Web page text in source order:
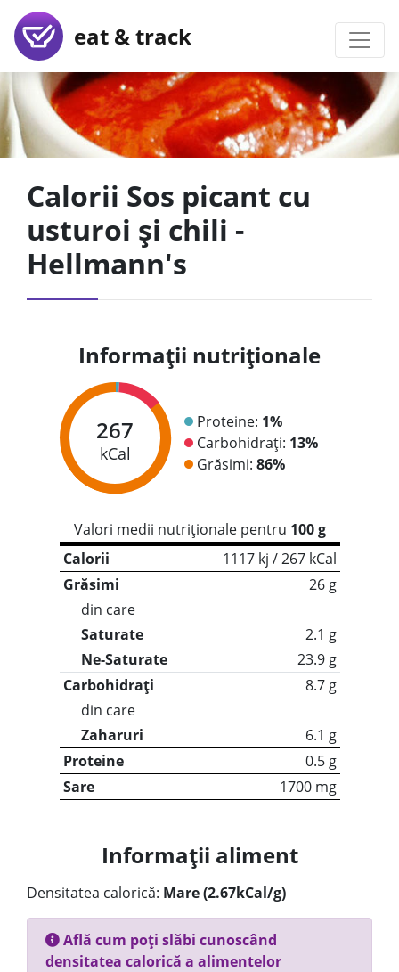
eat & track
Calorii Sos picant cu
usturoi și chili -
Hellmann's
Informații nutriționale
267
kCal
Proteine: 1%
Carbohidrați: 13%
Grăsimi: 86%
Valori medii nutriționale pentru 100 g
Calorii
1117 kj / 267 kCal
Grăsimi
26 g
din care
Saturate
2.1 g
Ne-Saturate
23.9 g
Carbohidrați
8.7 g
din care
Zaharuri
6.1 g
Proteine
0.5 g
Sare
1700 mg
Informații aliment
Densitatea calorică: Mare (2.67kCal/g)
Află cum poți slăbi cunoscând
densitatea calorică a alimentelor